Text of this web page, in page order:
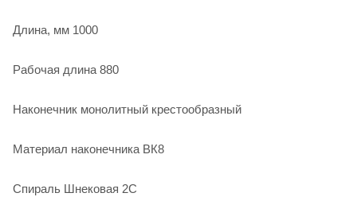
Длина, мм 1000
Рабочая длина 880
Наконечник монолитный крестообразный
Материал наконечника ВК8
Спираль Шнековая 2С